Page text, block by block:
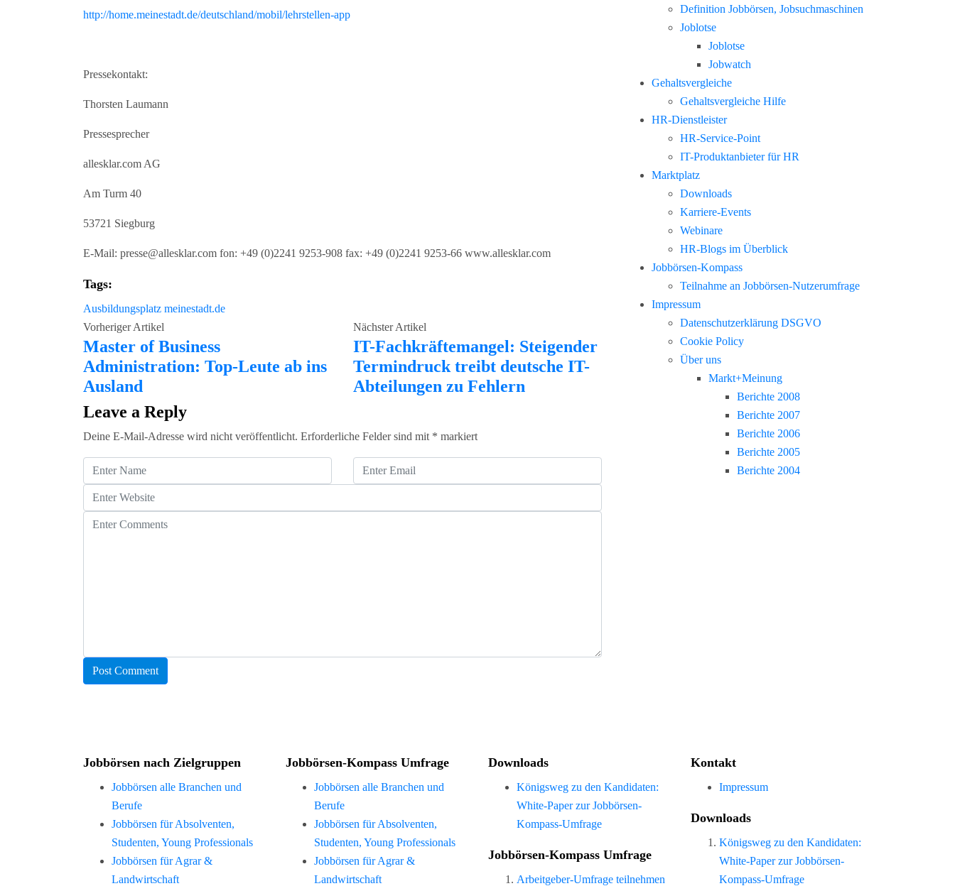
http://home.meinestadt.de/deutschland/mobil/lehrstellen-app
Pressekontakt:
Thorsten Laumann
Pressesprecher
allesklar.com AG
Am Turm 40
53721 Siegburg
E-Mail: presse@allesklar.com fon: +49 (0)2241 9253-908 fax: +49 (0)2241 9253-66 www.allesklar.com
Tags:
Ausbildungsplatz meinestadt.de
Vorheriger Artikel
Master of Business
Administration: Top-Leute ab ins
Ausland
Nächster Artikel
IT-Fachkräftemangel: Steigender
Termindruck treibt deutsche IT-
Abteilungen zu Fehlern
Leave a Reply
Deine E-Mail-Adresse wird nicht veröffentlicht. Erforderliche Felder sind mit * markiert
Definition Jobbörsen, Jobsuchmaschinen
Joblotse
Joblotse
Jobwatch
Gehaltsvergleiche
Gehaltsvergleiche Hilfe
HR-Dienstleister
HR-Service-Point
IT-Produktanbieter für HR
Marktplatz
Downloads
Karriere-Events
Webinare
HR-Blogs im Überblick
Jobbörsen-Kompass
Teilnahme an Jobbörsen-Nutzerumfrage
Impressum
Datenschutzerklärung DSGVO
Cookie Policy
Über uns
Markt+Meinung
Berichte 2008
Berichte 2007
Berichte 2006
Berichte 2005
Berichte 2004
Jobbörsen nach Zielgruppen
Jobbörsen alle Branchen und
Berufe
Jobbörsen für Absolventen,
Studenten, Young Professionals
Jobbörsen für Agrar &
Landwirtschaft
Jobbörsen-Kompass Umfrage
Jobbörsen alle Branchen und
Berufe
Jobbörsen für Absolventen,
Studenten, Young Professionals
Jobbörsen für Agrar &
Landwirtschaft
Downloads
Königsweg zu den Kandidaten:
White-Paper zur Jobbörsen-
Kompass-Umfrage
Jobbörsen-Kompass Umfrage
Arbeitgeber-Umfrage teilnehmen
Kontakt
Impressum
Downloads
Königsweg zu den Kandidaten:
White-Paper zur Jobbörsen-
Kompass-Umfrage